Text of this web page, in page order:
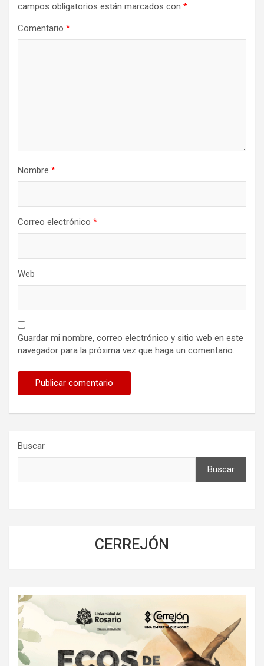
campos obligatorios están marcados con *
Comentario *
Nombre *
Correo electrónico *
Web
Guardar mi nombre, correo electrónico y sitio web en este
navegador para la próxima vez que haga un comentario.
Buscar
Buscar
CERREJÓN